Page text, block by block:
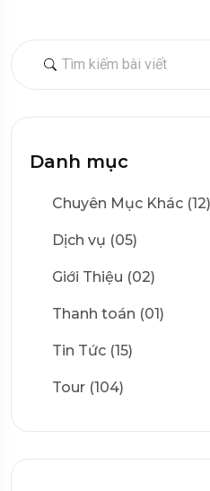
Danh mục
Chuyên Mục Khác (12)
Dịch vụ (05)
Giới Thiệu (02)
Thanh toán (01)
Tin Tức (15)
Tour (104)